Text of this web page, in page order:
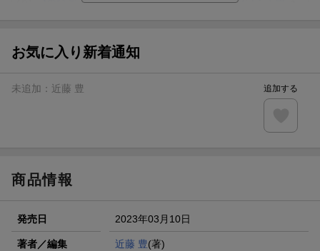
ト山分け
エントリー＆3,000円以上購入で無料データSIM（3GB/月プ
楽天モバイル紹介キャンペーンの拡散で300円OFFクーポン
お気に入り新着通知
未追加： 近藤 豊 追加する
商品情報
発売日 2023年03月10日
著者／編集 近藤 豊(著)